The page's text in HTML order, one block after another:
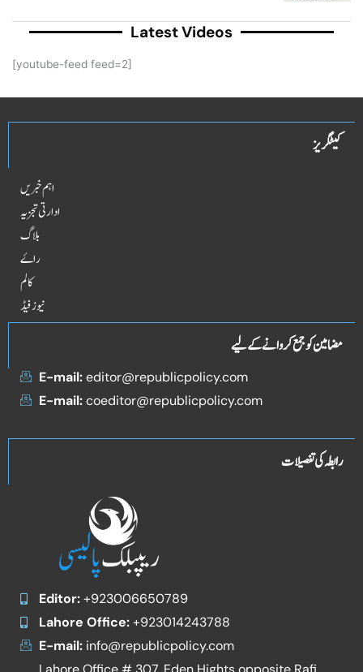
Latest Videos
[youtube-feed feed=2]
کیٹگریز
اہم خبریں
ادارتی تجزیہ
بلاگ
راۓ
کالم
نیوز فیڈ
مضامین کو جمع کروانے کے لیے
E-mail:editor@republicpolicy.com
E-mail:coeditor@republicpolicy.com
رابطہ کی تفصیلات
Editor:+923006650789
Lahore Office:+923014243788
E-mail:info@republicpolicy.com